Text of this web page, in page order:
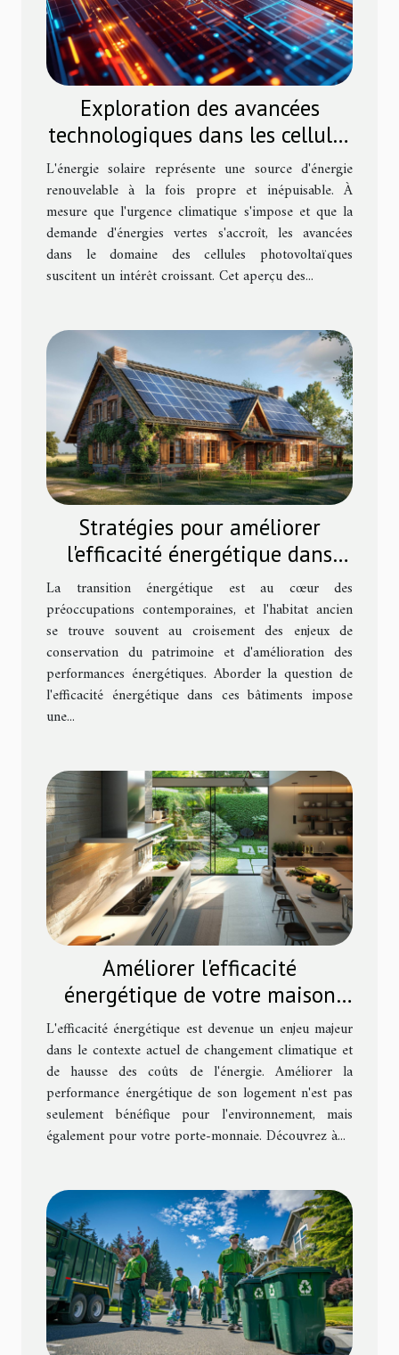
Exploration des avancées
technologiques dans les cellules
photovoltaïques
L'énergie solaire représente une source d'énergie
renouvelable à la fois propre et inépuisable. À
mesure que l'urgence climatique s'impose et que la
demande d'énergies vertes s'accroît, les avancées
dans le domaine des cellules photovoltaïques
suscitent un intérêt croissant. Cet aperçu des...
Stratégies pour améliorer
l'efficacité énergétique dans
l'habitat ancien
La transition énergétique est au cœur des
préoccupations contemporaines, et l'habitat ancien
se trouve souvent au croisement des enjeux de
conservation du patrimoine et d'amélioration des
performances énergétiques. Aborder la question de
l'efficacité énergétique dans ces bâtiments impose
une...
Améliorer l'efficacité
énergétique de votre maison
avec des solutions simples
L'efficacité énergétique est devenue un enjeu majeur
dans le contexte actuel de changement climatique et
de hausse des coûts de l'énergie. Améliorer la
performance énergétique de son logement n'est pas
seulement bénéfique pour l'environnement, mais
également pour votre porte-monnaie. Découvrez à...